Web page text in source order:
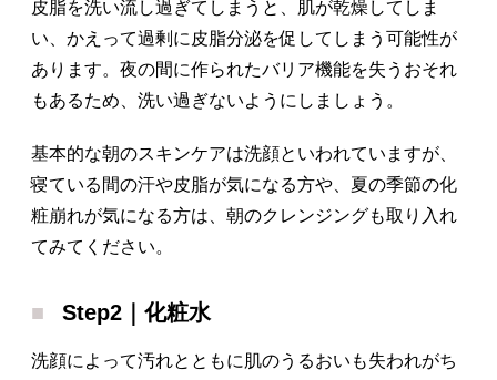
皮脂を洗い流し過ぎてしまうと、肌が乾燥してしま
い、かえって過剰に皮脂分泌を促してしまう可能性が
あります。夜の間に作られたバリア機能を失うおそれ
もあるため、洗い過ぎないようにしましょう。
基本的な朝のスキンケアは洗顔といわれていますが、
寝ている間の汗や皮脂が気になる方や、夏の季節の化
粧崩れが気になる方は、朝のクレンジングも取り入れ
てみてください。
Step2｜化粧水
洗顔によって汚れとともに肌のうるおいも失われがち